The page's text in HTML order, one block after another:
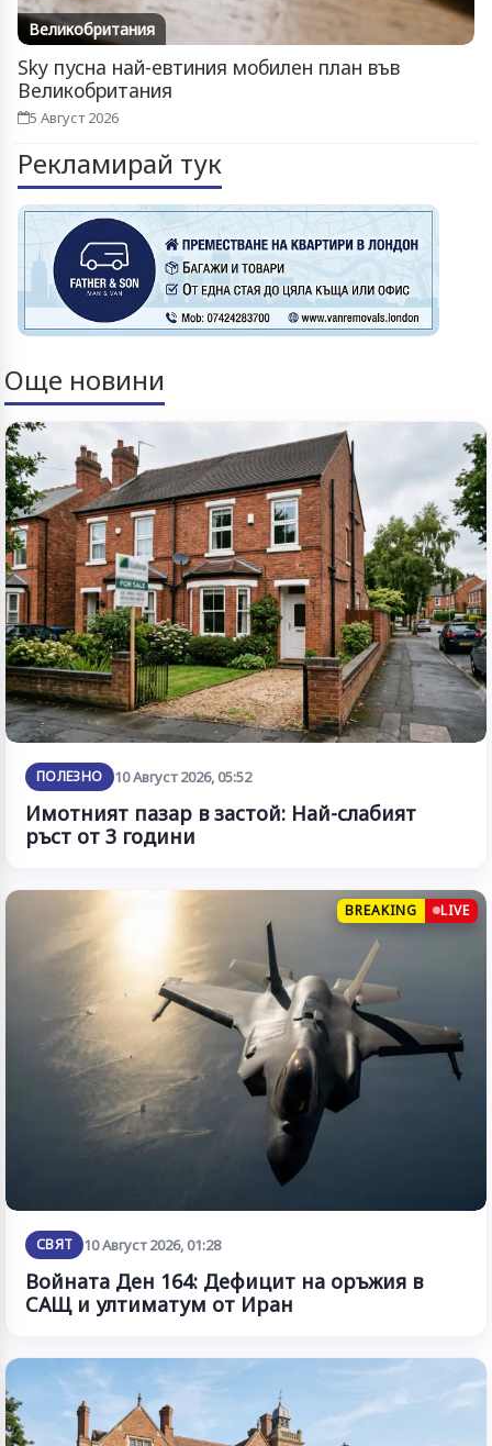
Великобритания
Sky пусна най-евтиния мобилен план във
Великобритания
5 Август 2026
Рекламирай тук
Още новини
ПОЛЕЗНО 10 Август 2026, 05:52
Имотният пазар в застой: Най-слабият
ръст от 3 години
BREAKING LIVE
СВЯТ 10 Август 2026, 01:28
Войната Ден 164: Дефицит на оръжия в
САЩ и ултиматум от Иран